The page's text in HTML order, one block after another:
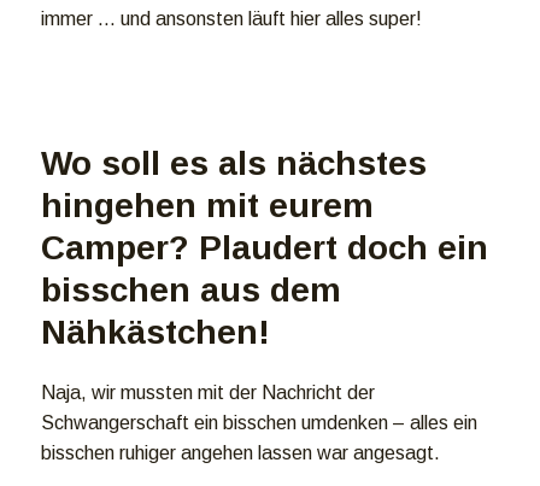
immer … und ansonsten läuft hier alles super!
Wo soll es als nächstes
hingehen mit eurem
Camper? Plaudert doch ein
bisschen aus dem
Nähkästchen!
Naja, wir mussten mit der Nachricht der
Schwangerschaft ein bisschen umdenken – alles ein
bisschen ruhiger angehen lassen war angesagt.